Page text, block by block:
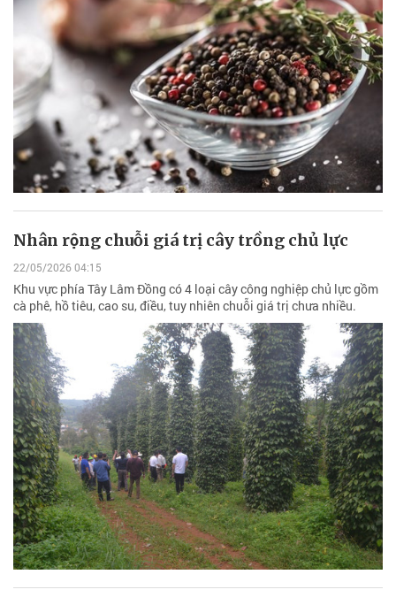
Nhân rộng chuỗi giá trị cây trồng chủ lực
22/05/2026 04:15
Khu vực phía Tây Lâm Đồng có 4 loại cây công nghiệp chủ lực gồm
cà phê, hồ tiêu, cao su, điều, tuy nhiên chuỗi giá trị chưa nhiều.